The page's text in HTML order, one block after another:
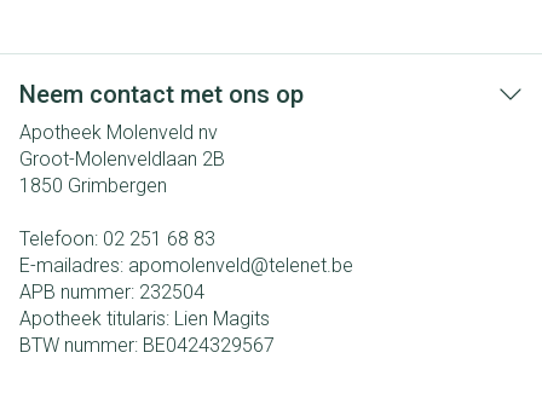
Neem contact met ons op
Apotheek Molenveld nv
Groot-Molenveldlaan 2B
1850 Grimbergen
Telefoon: 02 251 68 83
E-mailadres: apomolenveld@telenet.be
APB nummer: 232504
Apotheek titularis: Lien Magits
BTW nummer: BE0424329567